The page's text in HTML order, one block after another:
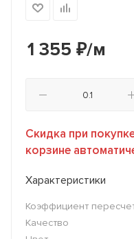
1 355 ₽/м
Скидка при
корзине
Характеристики
Коэффициент
Качество